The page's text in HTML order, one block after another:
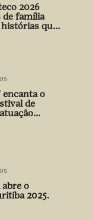
2026
de família
que
encanta o
de
abre o
2025.